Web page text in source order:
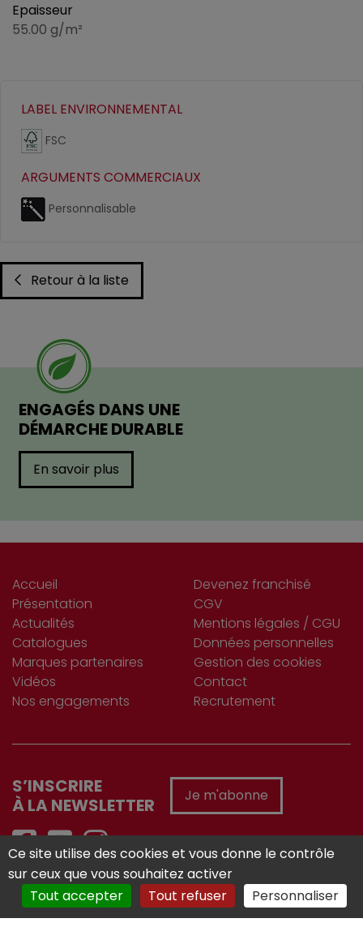
Epaisseur
55.00 g/m²
LABEL ENVIRONNEMENTAL
FSC
ARGUMENTS COMMERCIAUX
Personnalisable
Retour à la liste
ENGAGÉS DANS UNE
DÉMARCHE DURABLE
En savoir plus
Accueil
Présentation
Actualités
Catalogues
Marques partenaires
Vidéos
Nos engagements
Devenez franchisé
CGV
Mentions légales / CGU
Données personnelles
Gestion des cookies
Contact
Recrutement
S’INSCRIRE
À LA NEWSLETTER
Je m'abonne
Réalisé avec :
Ce site utilise des cookies et vous donne le contrôle
sur ceux que vous souhaitez activer
Tout accepter
Tout refuser Personnaliser